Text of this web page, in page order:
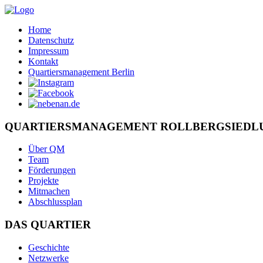
Home
Datenschutz
Impressum
Kontakt
Quartiersmanagement Berlin
QUARTIERSMANAGEMENT
Über QM
Team
Förderungen
Projekte
Mitmachen
Abschlussplan
DAS QUARTIER
Geschichte
Netzwerke